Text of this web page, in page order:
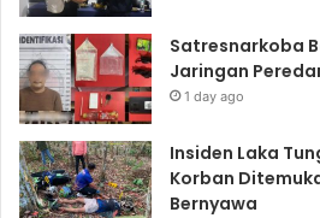
Satresnarkoba
Jaringan
1 day ago
Insiden Laka
Korban
Bernyawa